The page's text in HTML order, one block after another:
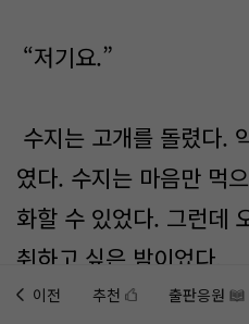
“저기요.”
수지는 고개를 돌렸다.
였다. 수지는 마음만 먹
화할 수 있었다. 그런데
취하고 싶은 밤이었다.
이전 추천 출판응원
홈에미노벨 웹추가하기